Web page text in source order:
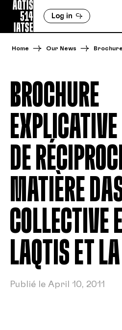
Log in
Home Our News
BROCHURE
DE
MATIÈRE
COLLECTIVE
LAQTIS ET LA
Publié le April 10, 2011